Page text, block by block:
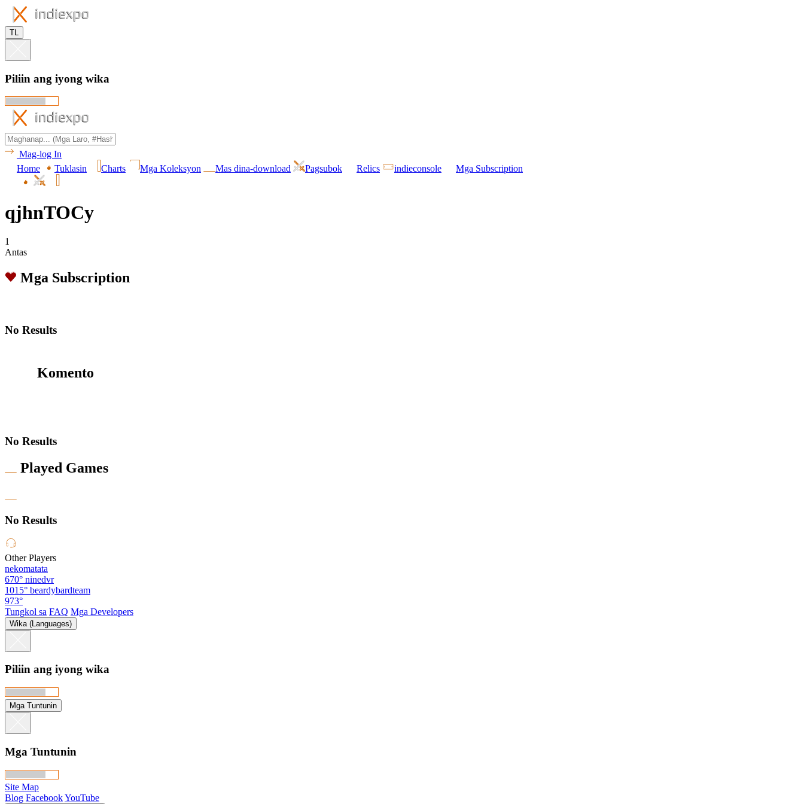
TL
Piliin ang iyong wika
Mag-log In
Home
Tuklasin Charts Mga Koleksyon Mas dina-download Pagsubok Relics indieconsole Mga Subscription
qjhnTOCy
1
Antas
Mga Subscription
No Results
Komento
No Results
Played Games
No Results
Other Players
nekomatata
670° ninedvr
1015° beardybardteam
973°
Tungkol sa FAQ Mga Developers
Wika (Languages)
Piliin ang iyong wika
Mga Tuntunin
Mga Tuntunin
Site Map
Blog FacebookYouTube